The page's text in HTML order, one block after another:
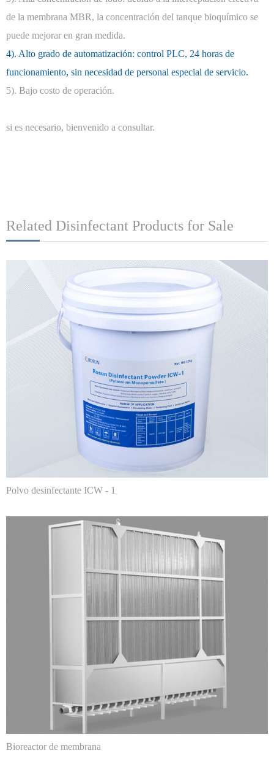
de la membrana MBR, la concentración del tanque bioquímico se
puede mejorar en gran medida.
4). Alto grado de automatización: control PLC, 24 horas de
funcionamiento, sin necesidad de personal especial de servicio.
5). Bajo costo de operación.
si es necesario, bienvenido a consultar.
Related Disinfectant Products for Sale
Polvo desinfectante ICW - 1
Bioreactor de membrana